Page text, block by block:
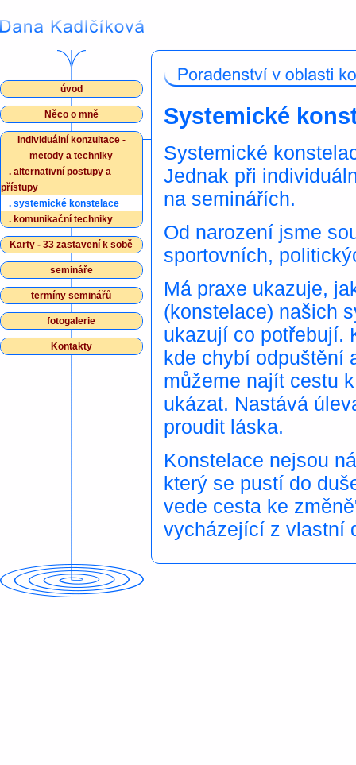
Systemické
Systemické
Jednak při
na seminářích.
Od narození jsme
sportovních,
Má praxe ukazuje,
(konstelace) našich
ukazují co potřebují.
kde chybí odpuštění
můžeme najít cestu
ukázat. Nastává
proudit láska.
Konstelace nejsou
který se pustí do
vede cesta ke
vycházející z vlastní
úvod
Něco o mně
Individuální konzultace -
metody a techniky
. alternativní postupy a
přístupy
. systemické konstelace
. komunikační techniky
Karty - 33 zastavení k sobě
semináře
termíny seminářů
fotogalerie
Kontakty